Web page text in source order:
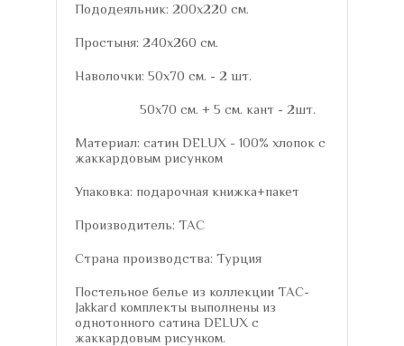
Пододеяльник: 200х220 см.
Простыня: 240х260 см.
Наволочки: 50х70 см. - 2 шт.
50х70 см. + 5 см. кант - 2шт.
Материал: сатин DELUX - 100% хлопок с
жаккардовым рисунком
Упаковка: подарочная книжка+пакет
Производитель: TAC
Страна производства: Турция
Постельное белье из коллекции TAC-
Jakkard комплекты выполнены из
однотонного сатина DELUX с
жаккардовым рисунком.